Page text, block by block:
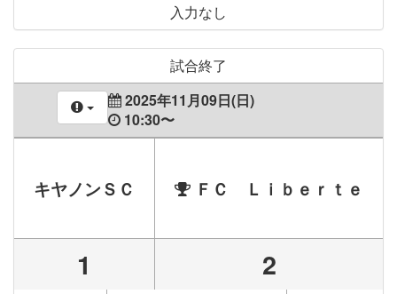
入力なし
試合終了
2025年11月09日(日)
10:30〜
キヤノンＳＣ ＦＣ Ｌｉｂｅｒｔｅ
1 2